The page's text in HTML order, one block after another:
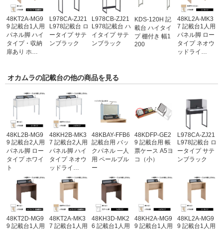
48KT2A-MG9
9 記載台1人用
パネル脚 ハイ
タイプ・収納
扉あり ホ…
L978CA-ZJ21
L978記載台 ロ
ータイプ サテ
ンブラック
L978CB-ZJ21
L978記載台 ハ
イタイプ サテ
ンブラック
KDS-120H 記
載台 ハイタイ
プ 棚付き 幅1
200
48KL2A-MK3
7 記載台1人用
パネル脚 ロー
タイプ ネオウ
ッドライ…
オカムラの記載台の他の商品を見る
48KL2B-MG9
9 記載台2人用
パネル脚 ロー
タイプ ホワイ
ト
48KH2B-MK3
7 記載台2人用
パネル脚 ハイ
タイプ ネオウ
ッドライ…
48KBAY-FFB6
記載台用 バッ
クパネル 一人
用 ペールブル
ー
48KDFP-GE2
9 記載台用 帳
票ケース A5ヨ
コ（小）
L978CA-ZJ21
L978記載台 ロ
ータイプ サテ
ンブラック
48KT2D-MG9
9 記載台1人用
48KT2A-MK3
7 記載台1人用
48KH3D-MK2
6 記載台1人用
48KH2A-MG9
9 記載台1人用
48KL2A-MG9
9 記載台1人用